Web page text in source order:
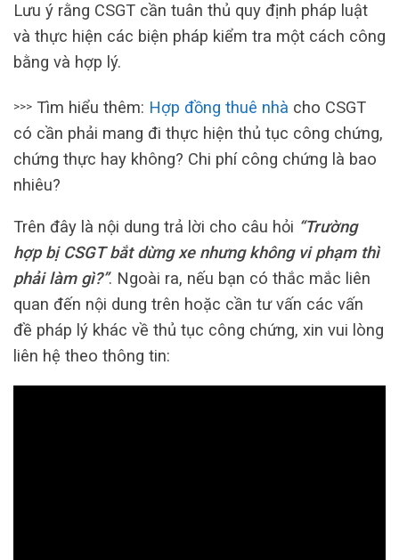
Lưu ý rằng CSGT cần tuân thủ quy định pháp luật
và thực hiện các biện pháp kiểm tra một cách công
bằng và hợp lý.
>>> Tìm hiểu thêm: Hợp đồng thuê nhà cho CSGT
có cần phải mang đi thực hiện thủ tục công chứng,
chứng thực hay không? Chi phí công chứng là bao
nhiêu?
Trên đây là nội dung trả lời cho câu hỏi “Trường
hợp bị CSGT bắt dừng xe nhưng không vi phạm thì
phải làm gì?”. Ngoài ra, nếu bạn có thắc mắc liên
quan đến nội dung trên hoặc cần tư vấn các vấn
đề pháp lý khác về thủ tục công chứng, xin vui lòng
liên hệ theo thông tin: